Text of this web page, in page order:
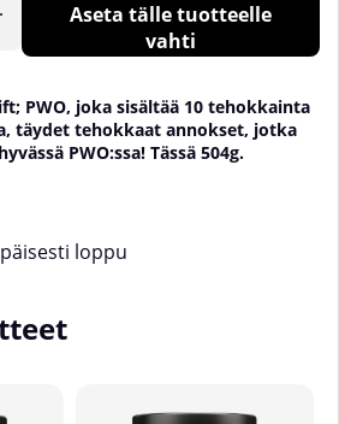
Aseta tälle tuotteelle
vahti
PWO, joka sisältää 10 tehokkainta
täydet tehokkaat annokset, jotka
PWO:ssa! Tässä 504g.
loppu